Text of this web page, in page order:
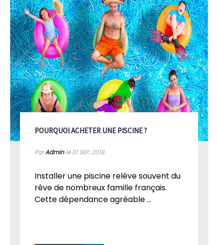
POURQUOI ACHETER UNE PISCINE ?
ParAdminle 01SEP, 2018
Installer une piscine relève souvent du
rêve de nombreux famille français.
Cette dépendance agréable ...